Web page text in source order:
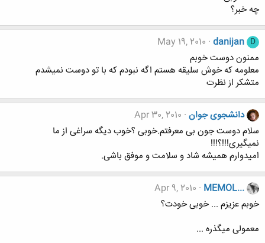
چه خبر؟
D
danijan
May 19, 2010
ممنون دوست خوبم
معلومه که خوش سلیقه هستم اگه نبودم که با تو دوست نمیشدم
متشکر از نظرت
دانشجوی جوان Apr 30, 2010
سلام دوست جون بی معرفتم.خوبی ؟خوب دیگه سراغی از ما
نمیگیری!!!؟!!!
امیدوارم همیشه شاد و سلامت و موفق باشی.
MEMOL...
Apr 9, 2010
خوبم عزیزم ... خوبی خودت؟
معمولی میگذره ...